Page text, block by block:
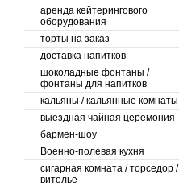
аренда кейтерингового
оборудования
торты на заказ
доставка напитков
шоколадные фонтаны /
фонтаны для напитков
кальяны / кальянные комнаты
выездная чайная церемония
бармен-шоу
Военно-полевая кухня
сигарная комната / торседор /
витолье